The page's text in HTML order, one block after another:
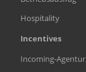
Hospitality
Incentives
Incoming-Agentur